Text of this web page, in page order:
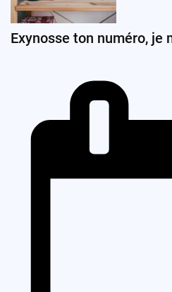
Exynosse ton numéro, je